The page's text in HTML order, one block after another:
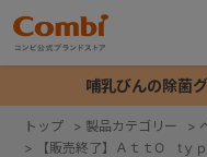
哺乳びんの除菌
トップ > 製品カテゴリー >
>
【販売終了】ＡｔｔO tｙ